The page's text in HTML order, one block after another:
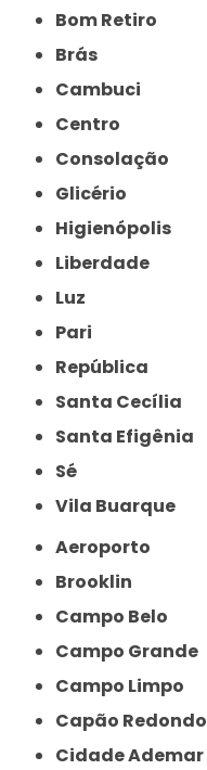
Bom Retiro
Brás
Cambuci
Centro
Consolação
Glicério
Higienópolis
Liberdade
Luz
Pari
República
Santa Cecília
Santa Efigênia
Sé
Vila Buarque
Aeroporto
Brooklin
Campo Belo
Campo Grande
Campo Limpo
Capão Redondo
Cidade Ademar